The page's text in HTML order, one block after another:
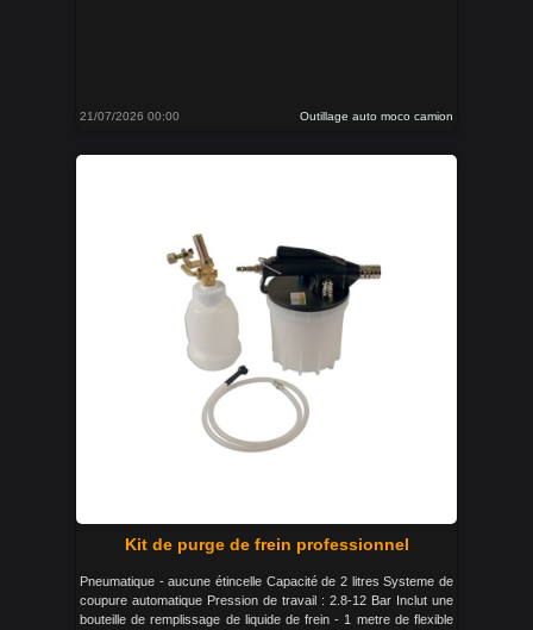
21/07/2026 00:00 Outillage auto moco camion
Kit de purge de frein professionnel
Pneumatique - aucune étincelle Capacité de 2 litres Systeme de
coupure automatique Pression de travail : 2.8-12 Bar Inclut une
bouteille de remplissage de liquide de frein - 1 metre de flexible